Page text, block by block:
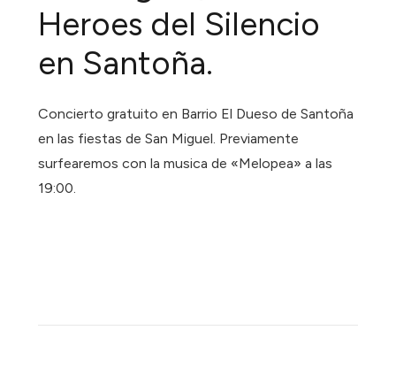
Heroes del Silencio
en Santoña.
Concierto gratuito en Barrio El Dueso de Santoña
en las fiestas de San Miguel. Previamente
surfearemos con la musica de «Melopea» a las
19:00.